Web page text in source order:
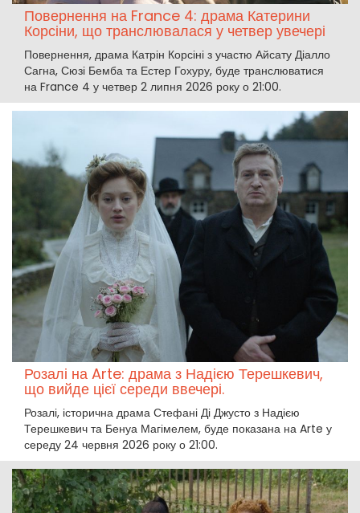
Повернення на France 4: драма Катерини
Корсіни, що транслювалася у четвер увечері
Повернення, драма Катрін Корсіні з участю Айсату Діалло
Сагна, Сюзі Бемба та Естер Гохуру, буде транслюватися
на France 4 у четвер 2 липня 2026 року о 21:00.
Розалі на Arte: драма з Надією Терешкевич,
що вийде цієї середи ввечері.
Розалі, історична драма Стефані Ді Джусто з Надією
Терешкевич та Бенуа Магімелем, буде показана на Arte у
середу 24 червня 2026 року о 21:00.